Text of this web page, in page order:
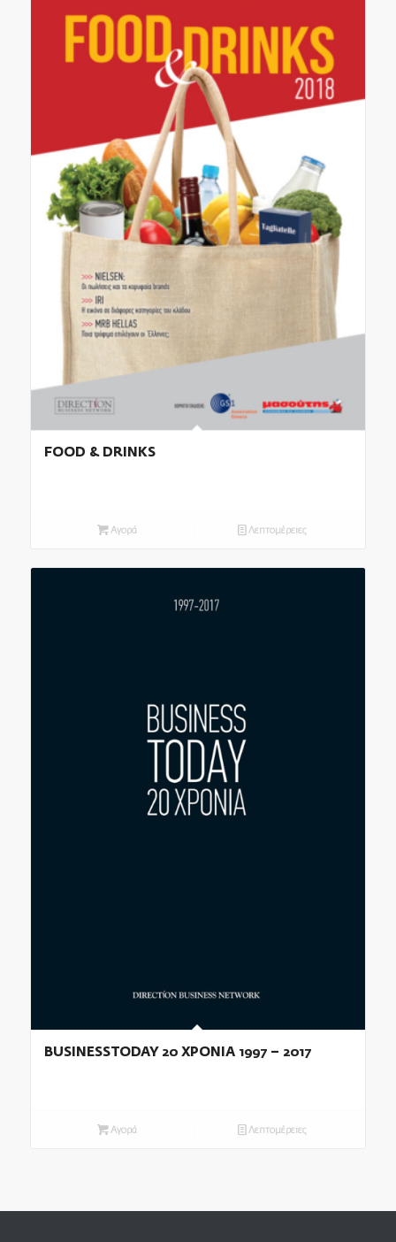
FOOD & DRINKS
Αγορά Λεπτομέρειες
BUSINESSTODAY 20 ΧΡΟΝΙΑ 1997 – 2017
Αγορά Λεπτομέρειες